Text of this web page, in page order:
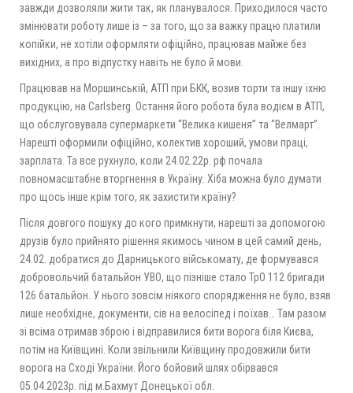
завжди дозволяли жити так, як планувалося. Приходилося часто
змінювати роботу лише із – за того, що за важку працю платили
копійки, не хотіли оформляти офіційно, працював майже без
вихідних, а про відпустку навіть не було й мови.
Працював на Моршинській, АТП при БКК, возив торти та іншу їхню
продукцію, на Carlsberg. Остання його робота була водієм в АТП,
що обслуговувала супермаркети “Велика кишеня” та “Велмарт”.
Нарешті оформили офіційно, колектив хороший, умови праці,
зарплата. Та все рухнуло, коли 24.02.22р. рф почала
повномасштабне вторгнення в Україну. Хіба можна було думати
про щось інше крім того, як захистити країну?
Після довгого пошуку до кого примкнути, нарешті за допомогою
друзів було прийнято рішення якимось чином в цей самий день,
24.02. добратися до Дарницького військомату, де формувався
добровольчий батальйон УВО, що пізніше стало ТрО 112 бригади
126 батальйон. У нього зовсім ніякого спорядження не було, взяв
лише необхідне, документи, сів на велосіпед і поїхав… Там разом
зі всіма отримав зброю і відправилися бити ворога біля Києва,
потім на Київщині. Коли звільнили Київщину продовжили бити
ворога на Сході України. Його бойовий шлях обірвався
05.04.2023р. під м.Бахмут Донецької обл.